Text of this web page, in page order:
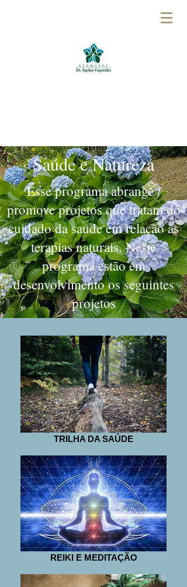
ASSOCIAÇÃO AMIGOS
Saúde e Natureza
Esse programa abrange /
promove projetos que tratam do
cuidado da saúde em relação as
terapias naturais. Neste
programa estão em
desenvolvimento os seguintes
projetos
TRILHA DA SAÚDE
REIKI E MEDITAÇÃO